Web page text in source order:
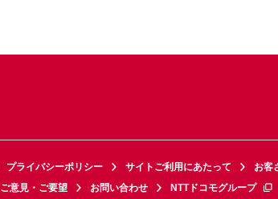
プライバシーポリシー サイトご利用にあたって お客
ご意見・ご要望 お問い合わせ NTTドコモグループ